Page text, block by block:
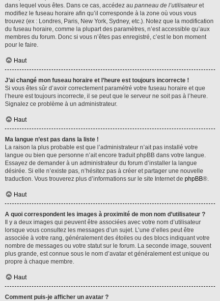
dans lequel vous êtes. Dans ce cas, accédez au panneau de l’utilisateuret
modifiez le fuseau horaire afin qu’il corresponde à la zone où vous vous
trouvez (ex : Londres, Paris, New York, Sydney, etc.). Notez que la modification
du fuseau horaire, comme la plupart des paramètres, n’est accessible qu’aux
membres du forum. Donc si vous n’êtes pas enregistré, c’est le bon moment
pour le faire.
Haut
J’ai changé mon fuseau horaire et l’heure est toujours incorrecte !
Si vous êtes sûr d’avoir correctement paramétré votre fuseau horaire et que
l’heure est toujours incorrecte, il se peut que le serveur ne soit pas à l’heure.
Signalez ce problème à un administrateur.
Haut
Ma langue n’est pas dans la liste !
La raison la plus probable est que l’administrateur n’ait pas installé votre
langue ou bien que personne n’ait encore traduit phpBB dans votre langue.
Essayez de demander à un administrateur du forum d’installer la langue
désirée. Si elle n’existe pas, n’hésitez pas à créer et partager une nouvelle
traduction. Vous trouverez plus d’informations sur le site Internet de phpBB®.
Haut
A quoi correspondent les images à proximité de mon nom d’utilisateur ?
Il y a deux images qui peuvent être associées avec votre nom d’utilisateur
lorsque vous consultez les messages d’un sujet. L’une d’elles peut être
associée à votre rang, généralement des étoiles ou des blocs indiquant votre
nombre de messages ou votre statut sur le forum. La seconde image, souvent
plus grande, est connue sous le nom d’avatar et généralement est unique ou
propre à chaque membre.
Haut
Comment puis-je afficher un avatar ?